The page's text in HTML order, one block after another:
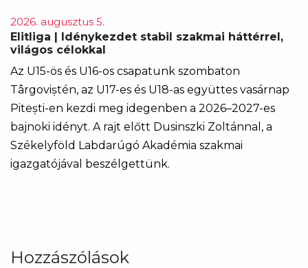
2026. augusztus 5.
Elitliga | Idénykezdet stabil szakmai háttérrel,
világos célokkal
Az U15-ös és U16-os csapatunk szombaton
Târgoviștén, az U17-es és U18-as együttes vasárnap
Pitești-en kezdi meg idegenben a 2026–2027-es
bajnoki idényt. A rajt előtt Dusinszki Zoltánnal, a
Székelyföld Labdarúgó Akadémia szakmai
igazgatójával beszélgettünk.
Hozzászólások